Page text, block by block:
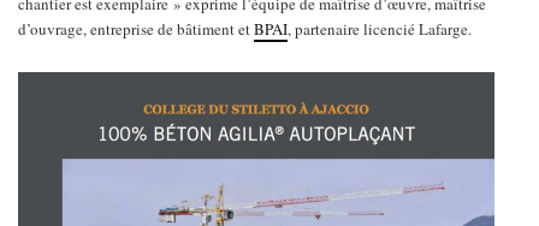
d’ouvrage, entreprise de bâtiment etBPAI, partenaire licencié Lafarge.